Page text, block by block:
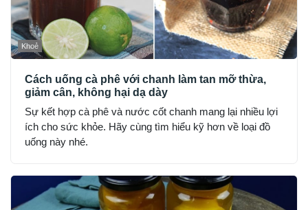
Khoẻ
Cách uống cà phê với chanh làm tan mỡ thừa,
giảm cân, không hại dạ dày
Sự kết hợp cà phê và nước cốt chanh mang lại nhiều lợi
ích cho sức khỏe. Hãy cùng tìm hiểu kỹ hơn về loại đồ
uống này nhé.